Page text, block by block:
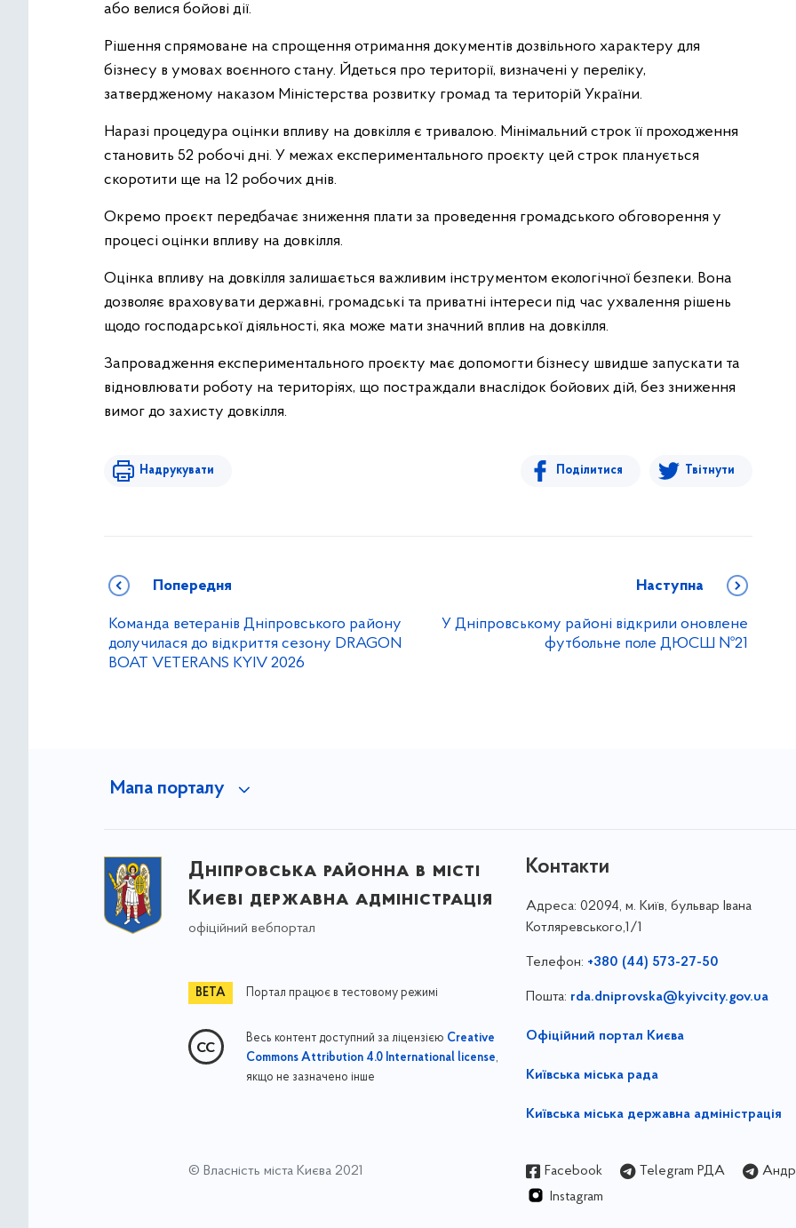
або велися бойові дії.
Рішення спрямоване на спрощення отримання документів дозвільного характеру для
бізнесу в умовах воєнного стану. Йдеться про території, визначені у переліку,
затвердженому наказом Міністерства розвитку громад та територій України.
Наразі процедура оцінки впливу на довкілля є тривалою. Мінімальний строк її проходження
становить 52 робочі дні. У межах експериментального проєкту цей строк планується
скоротити ще на 12 робочих днів.
Окремо проєкт передбачає зниження плати за проведення громадського обговорення у
процесі оцінки впливу на довкілля.
Оцінка впливу на довкілля залишається важливим інструментом екологічної безпеки. Вона
дозволяє враховувати державні, громадські та приватні інтереси під час ухвалення рішень
щодо господарської діяльності, яка може мати значний вплив на довкілля.
Запровадження експериментального проєкту має допомогти бізнесу швидше запускати та
відновлювати роботу на територіях, що постраждали внаслідок бойових дій, без зниження
вимог до захисту довкілля.
Надрукувати Поділитися Твітнути
Попередня
Команда ветеранів Дніпровського району
долучилася до відкриття сезону DRAGON
BOAT VETERANS KYIV 2026
Наступна
У Дніпровському районі відкрили оновлене
футбольне поле ДЮСШ №21
Мапа порталу
Дніпровська районна в місті
Києві державна адміністрація
офіційний вебпортал
Портал працює в тестовому режимі
Весь контент доступний за ліцензією Creative
Commons Attribution 4.0 International license,
якщо не зазначено інше
Контакти
Адреса: 02094, м. Київ, бульвар Івана
Котляревського,1/1
Телефон: +380 (44) 573-27-50
Пошта: rda.dniprovska@kyivcity.gov.ua
Офіційний портал Києва
Київська міська рада
Київська міська державна адміністрація
© Власність міста Києва 2021 Facebook Telegram РДА
Instagram